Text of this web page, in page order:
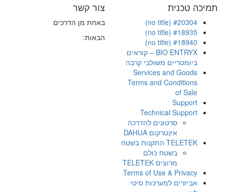
צור קשר
באחת מן הדרכים
הבאות:
תמיכה טכנית
#20304 (no title)
#18935 (no title)
#18940 (no title)
BIO ENTRYX – קוראים
ביומטריים משולבי קרבה
Services and Goods
Terms and Conditions
of Sale
Support
Technical Support
סרטונים להדרכה
אינטרקום DAHUA
TELETEK התקנות בשטח
בשטח כולם
מרוצים TELETEK
Terms of Use & Privacy
אביזרים למערכות סיטי